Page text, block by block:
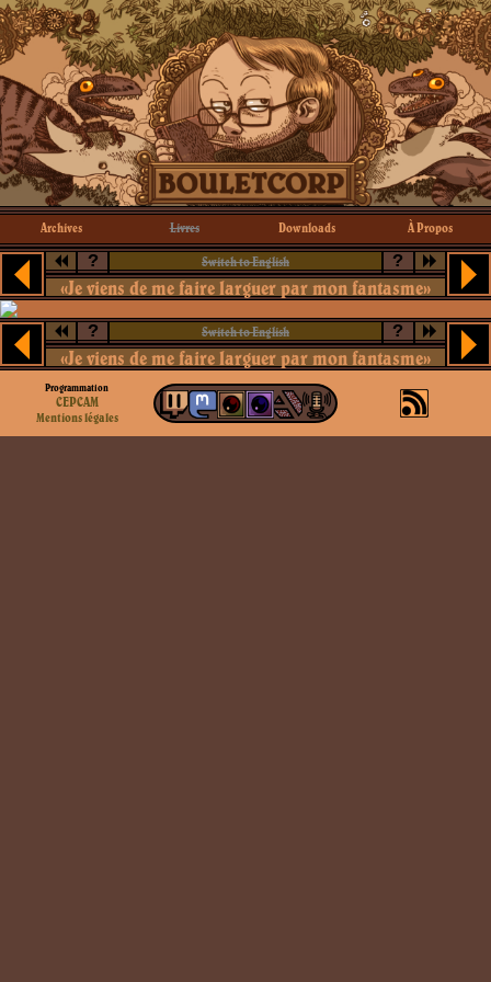
Archives Livres Downloads À Propos
? Switch to English ?
«Je viens de me faire larguer par mon fantasme»
? Switch to English ?
«Je viens de me faire larguer par mon fantasme»
Programmation
CEPCAM
Mentions légales